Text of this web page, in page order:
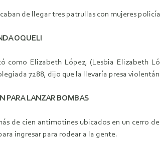
de llegar tres patrullas con mujeres
OQUELI
como Elizabeth López, (Lesbia Elizabeth
7288, dijo que la llevaría presa
PARA LANZAR BOMBAS
de cien antimotines ubicados en un cerro
ingresar para rodear a la gente.